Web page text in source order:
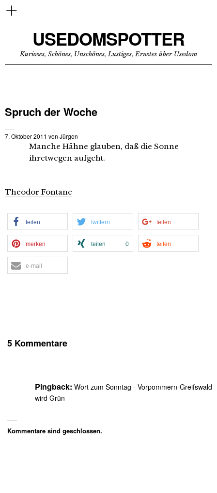
USEDOMSPOTTER
Kurioses, Schönes, Unschönes, Lustiges, Ernstes über Usedom
Spruch der Woche
7. Oktober 2011 von Jürgen
Manche Hähne glauben, daß die Sonne
ihretwegen aufgeht.
Theodor Fontane
teilen twittern teilen
merken teilen 0 teilen
e-mail
5 Kommentare
Pingback: Wort zum Sonntag - Vorpommern-Greifswald
wird Grün
Kommentare sind geschlossen.